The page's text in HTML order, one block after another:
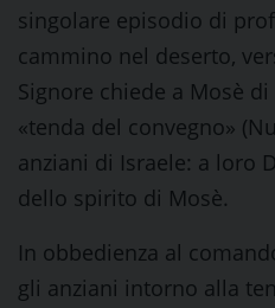
singolare episodio di
cammino nel deserto,
Signore chiede a Mosè
«tenda del convegno»
anziani di Israele: a loro
dello spirito di Mosè.
In obbedienza al
gli anziani intorno alla